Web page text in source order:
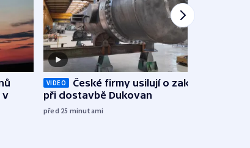
v
VIDEO
České firmy usilují o zakázky
při dostavbě Dukovan
před 25 minutami